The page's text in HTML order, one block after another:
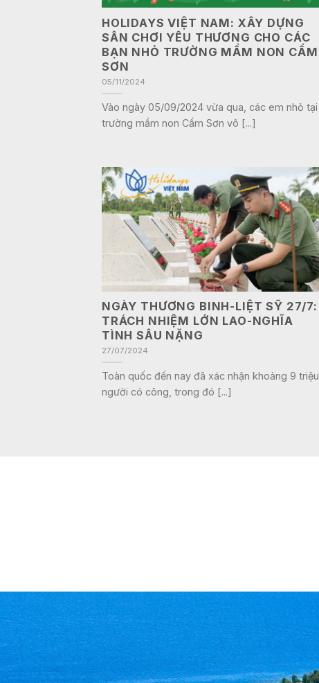
HOLIDAYS VIỆT NAM: XÂY DỰNG
SÂN CHƠI YÊU THƯƠNG CHO CÁC
BẠN NHỎ TRƯỜNG MẦM NON CẨM
SƠN
05/11/2024
Vào ngày 05/09/2024 vừa qua, các em nhỏ tại
trường mầm non Cẩm Sơn vô [...]
NGÀY THƯƠNG BINH-LIỆT SỸ 27/7:
TRÁCH NHIỆM LỚN LAO-NGHĨA
TÌNH SÂU NẶNG
27/07/2024
Toàn quốc đến nay đã xác nhận khoảng 9 triệu
người có công, trong đó [...]